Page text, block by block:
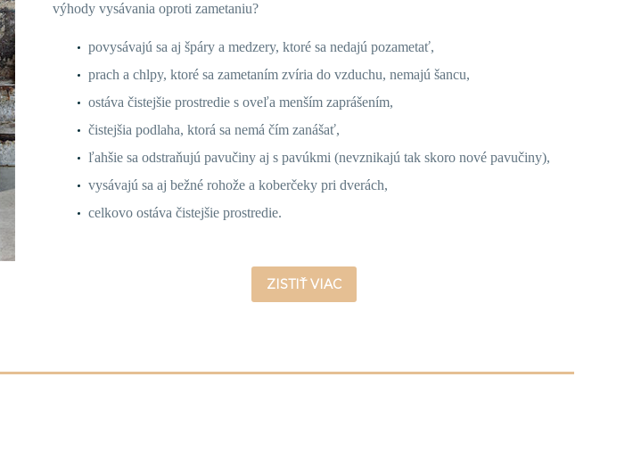
výhody vysávania oproti zametaniu?
povysávajú sa aj špáry a medzery, ktoré sa nedajú pozametať,
prach a chlpy, ktoré sa zametaním zvíria do vzduchu, nemajú šancu,
ostáva čistejšie prostredie s oveľa menším zaprášením,
čistejšia podlaha, ktorá sa nemá čím zanášať,
ľahšie sa odstraňujú pavučiny aj s pavúkmi (nevznikajú tak skoro nové pavučiny),
vysávajú sa aj bežné rohože a koberčeky pri dverách,
celkovo ostáva čistejšie prostredie.
ZISTIŤ VIAC